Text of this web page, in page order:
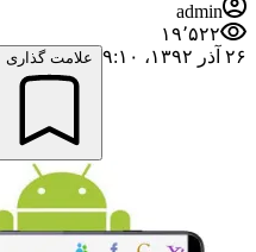
admin
۱۹٬۵۲۲
۲۶ آذر ۱۳۹۲،‏ ۹:۱۰
علامت گذاری